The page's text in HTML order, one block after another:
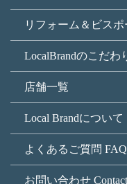
リフォーム＆ビスポ
LocalBrandのこだわ
店舗一覧
Local Brandについて
よくあるご質問 FAQ
お問い合わせ Contact